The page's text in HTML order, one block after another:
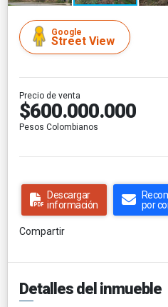
Google
Street View
Precio de venta
$600.000.000
Pesos Colombianos
Descargar
información
por
Compartir
Detalles del inmueble